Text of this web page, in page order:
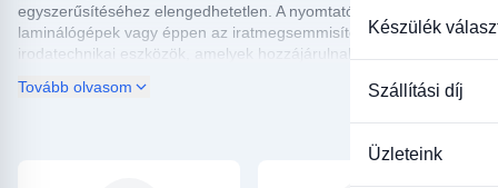
Készülék
Szállítási díj
Üzleteink
egyszerűsítéséhez elengedhetetlen. A nyomtatók, másolók,
laminálógépek vagy éppen az iratmegsemmisítők mind olyan
irodatechnikai eszközök, amelyek hozzájárulnak a mindennapi
kínálatunk minden terméke garantál. Webáruházunkban elérhető
Tovább olvasom